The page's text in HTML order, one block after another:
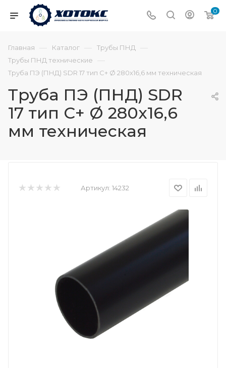
0
Главная — Каталог — Трубы ПНД —
Трубы ПНД технические —
Труба ПЭ (ПНД) SDR 17 тип С+ Ø 280х16,6 мм техническая
Труба ПЭ (ПНД) SDR
17 тип С+ Ø 280х16,6
мм техническая
Артикул: 14232